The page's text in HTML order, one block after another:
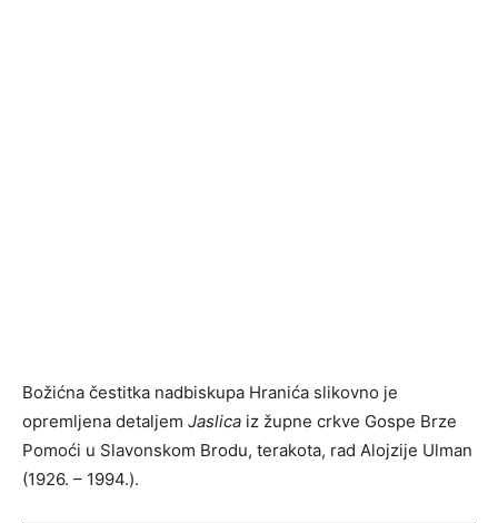
Božićna čestitka nadbiskupa Hranića slikovno je
opremljena detaljem Jaslica iz župne crkve Gospe Brze
Pomoći u Slavonskom Brodu, terakota, rad Alojzije Ulman
(1926. – 1994.).